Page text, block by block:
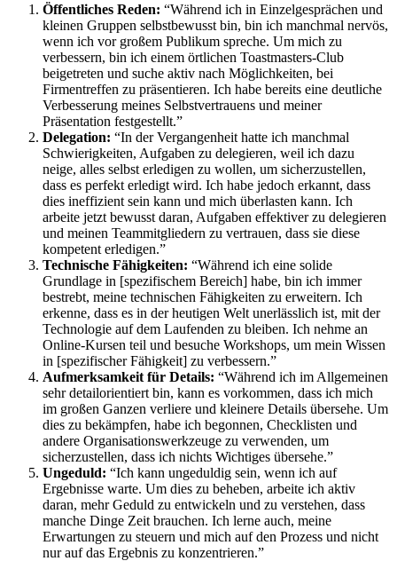
Öffentliches Reden: “Während ich in Einzelgesprächen und
kleinen Gruppen selbstbewusst bin, bin ich manchmal nervös,
wenn ich vor großem Publikum spreche. Um mich zu
verbessern, bin ich einem örtlichen Toastmasters-Club
beigetreten und suche aktiv nach Möglichkeiten, bei
Firmentreffen zu präsentieren. Ich habe bereits eine deutliche
Verbesserung meines Selbstvertrauens und meiner
Präsentation festgestellt.”
Delegation: “In der Vergangenheit hatte ich manchmal
Schwierigkeiten, Aufgaben zu delegieren, weil ich dazu
neige, alles selbst erledigen zu wollen, um sicherzustellen,
dass es perfekt erledigt wird. Ich habe jedoch erkannt, dass
dies ineffizient sein kann und mich überlasten kann. Ich
arbeite jetzt bewusst daran, Aufgaben effektiver zu delegieren
und meinen Teammitgliedern zu vertrauen, dass sie diese
kompetent erledigen.”
Technische Fähigkeiten: “Während ich eine solide
Grundlage in [spezifischem Bereich] habe, bin ich immer
bestrebt, meine technischen Fähigkeiten zu erweitern. Ich
erkenne, dass es in der heutigen Welt unerlässlich ist, mit der
Technologie auf dem Laufenden zu bleiben. Ich nehme an
Online-Kursen teil und besuche Workshops, um mein Wissen
in [spezifischer Fähigkeit] zu verbessern.”
Aufmerksamkeit für Details: “Während ich im Allgemeinen
sehr detailorientiert bin, kann es vorkommen, dass ich mich
im großen Ganzen verliere und kleinere Details übersehe. Um
dies zu bekämpfen, habe ich begonnen, Checklisten und
andere Organisationswerkzeuge zu verwenden, um
sicherzustellen, dass ich nichts Wichtiges übersehe.”
Ungeduld: “Ich kann ungeduldig sein, wenn ich auf
Ergebnisse warte. Um dies zu beheben, arbeite ich aktiv
daran, mehr Geduld zu entwickeln und zu verstehen, dass
manche Dinge Zeit brauchen. Ich lerne auch, meine
Erwartungen zu steuern und mich auf den Prozess und nicht
nur auf das Ergebnis zu konzentrieren.”